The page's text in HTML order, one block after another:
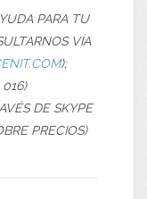
PARA TU
VÍA
);
DE SKYPE
PRECIOS)